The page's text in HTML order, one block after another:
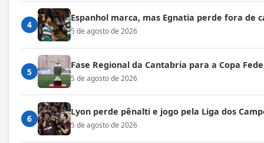
4
Espanhol marca, mas Egnatia perde fora de
5 de agosto de 2026
5
Fase Regional da Cantabria para a Copa
5 de agosto de 2026
6
Lyon perde pênalti e jogo pela Liga dos
5 de agosto de 2026